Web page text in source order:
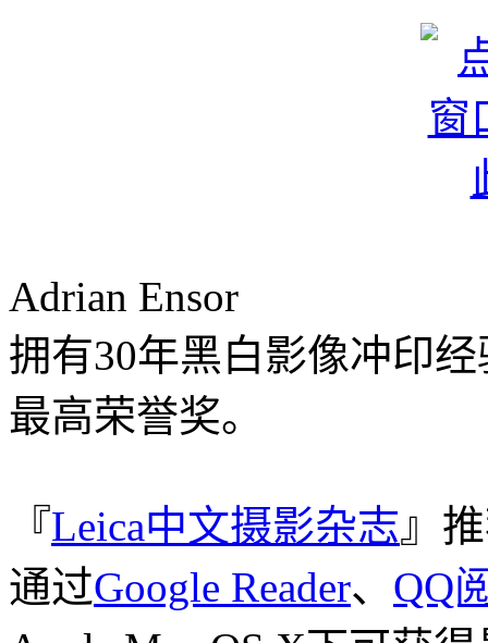
Adrian Ensor
拥有30年黑白影像冲印
最高荣誉奖。
『Leica中文摄影杂志』
通过Google Reader、 QQ